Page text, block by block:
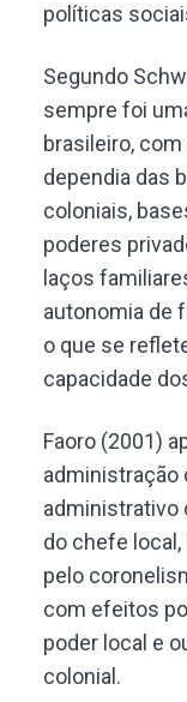
políticas
Segundo
sempre foi
brasileiro,
dependia das
coloniais,
poderes
laços
autonomia de
o que se
capacidade
Faoro (2001)
administração
administrativo
do chefe
pelo
com efeitos
poder local e
colonial.